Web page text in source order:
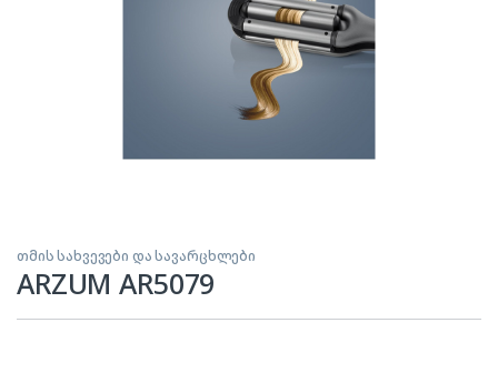
თმის სახვევები და სავარცხლები
ARZUM AR5079